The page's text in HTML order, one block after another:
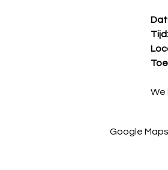
Tijd:
We
Google